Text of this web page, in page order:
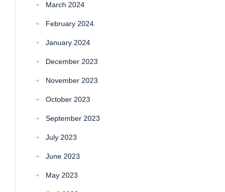
March 2024
February 2024
January 2024
December 2023
November 2023
October 2023
September 2023
July 2023
June 2023
May 2023